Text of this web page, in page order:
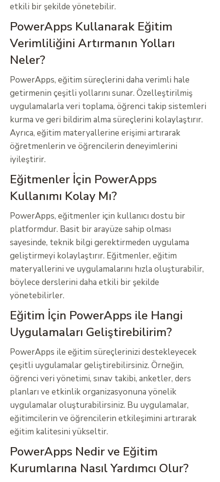
etkili bir şekilde yönetebilir.
PowerApps Kullanarak Eğitim
Verimliliğini Artırmanın Yolları
Neler?
PowerApps, eğitim süreçlerini daha verimli hale
getirmenin çeşitli yollarını sunar. Özelleştirilmiş
uygulamalarla veri toplama, öğrenci takip sistemleri
kurma ve geri bildirim alma süreçlerini kolaylaştırır.
Ayrıca, eğitim materyallerine erişimi artırarak
öğretmenlerin ve öğrencilerin deneyimlerini
iyileştirir.
Eğitmenler İçin PowerApps
Kullanımı Kolay Mı?
PowerApps, eğitmenler için kullanıcı dostu bir
platformdur. Basit bir arayüze sahip olması
sayesinde, teknik bilgi gerektirmeden uygulama
geliştirmeyi kolaylaştırır. Eğitmenler, eğitim
materyallerini ve uygulamalarını hızla oluşturabilir,
böylece derslerini daha etkili bir şekilde
yönetebilirler.
Eğitim İçin PowerApps ile Hangi
Uygulamaları Geliştirebilirim?
PowerApps ile eğitim süreçlerinizi destekleyecek
çeşitli uygulamalar geliştirebilirsiniz. Örneğin,
öğrenci veri yönetimi, sınav takibi, anketler, ders
planları ve etkinlik organizasyonuna yönelik
uygulamalar oluşturabilirsiniz. Bu uygulamalar,
eğitimcilerin ve öğrencilerin etkileşimini artırarak
eğitim kalitesini yükseltir.
PowerApps Nedir ve Eğitim
Kurumlarına Nasıl Yardımcı Olur?